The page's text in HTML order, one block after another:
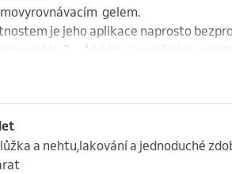
gelem.
je jeho aplikace naprosto
nehty 3 – 4 týdny zpevněné a
nehet odrůstá. Pracuje se bez
a nehtu,lakování a jednoduché